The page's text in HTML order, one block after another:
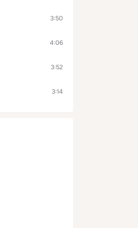
3:50
4:06
3:52
3:14